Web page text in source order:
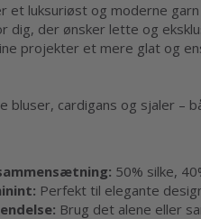
et luksuriøst og moderne
dig, der ønsker lette og
projekter et mere glat og
bluser, cardigans og sjaler –
50% silke,
Perfekt til elegante
Brug det alene eller